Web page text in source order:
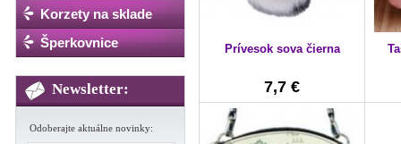
Korzety na sklade
Šperkovnice
Newsletter:
Odoberajte aktuálne novinky:
Prívesok sova čierna
7,7 €